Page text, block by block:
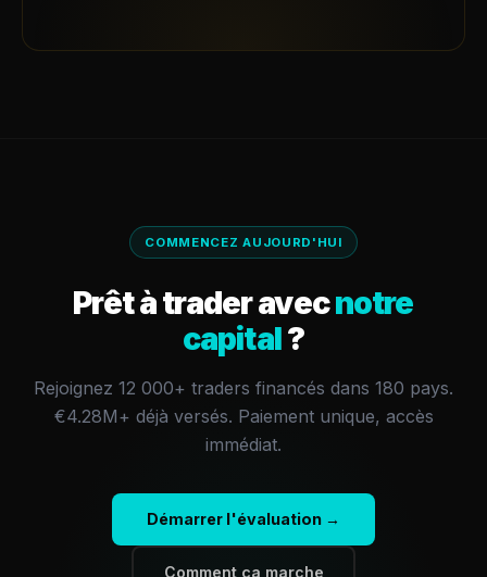
COMMENCEZ AUJOURD'HUI
Prêt à trader avecnotre
capital?
Rejoignez 12 000+ traders financés dans 180 pays.
€4.28M+ déjà versés. Paiement unique, accès
immédiat.
Démarrer l'évaluation →
Comment ça marche